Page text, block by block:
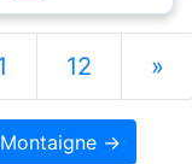
12 »
→